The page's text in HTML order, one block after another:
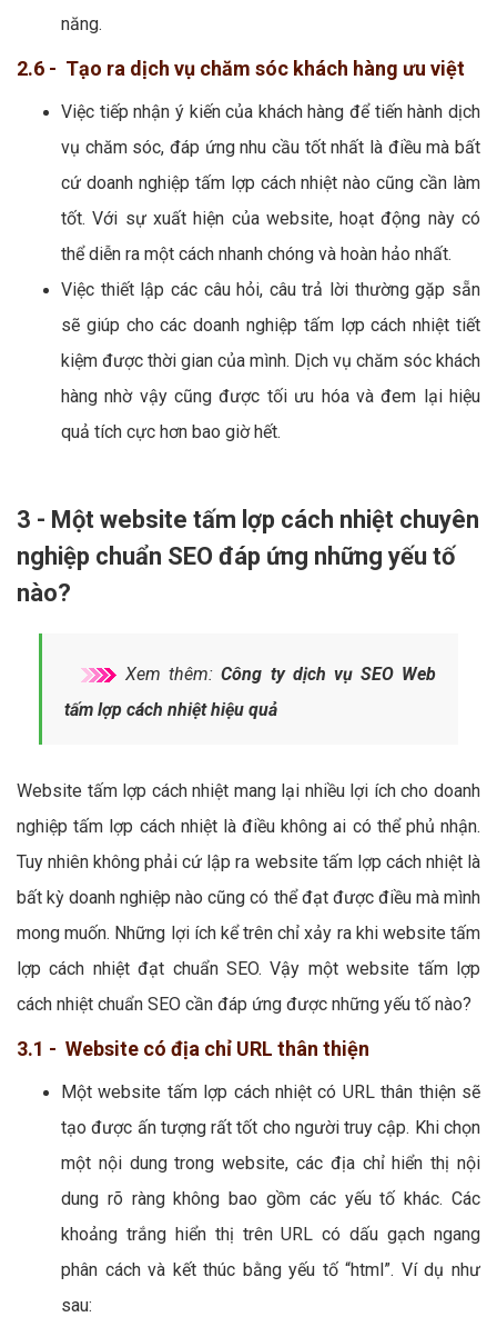
năng.
2.6 - Tạo ra dịch vụ chăm sóc khách hàng ưu việt
Việc tiếp nhận ý kiến của khách hàng để tiến hành dịch
vụ chăm sóc, đáp ứng nhu cầu tốt nhất là điều mà bất
cứ doanh nghiệp tấm lợp cách nhiệt nào cũng cần làm
tốt. Với sự xuất hiện của website, hoạt động này có
thể diễn ra một cách nhanh chóng và hoàn hảo nhất.
Việc thiết lập các câu hỏi, câu trả lời thường gặp sẵn
sẽ giúp cho các doanh nghiệp tấm lợp cách nhiệt tiết
kiệm được thời gian của mình. Dịch vụ chăm sóc khách
hàng nhờ vậy cũng được tối ưu hóa và đem lại hiệu
quả tích cực hơn bao giờ hết.
3 - Một website tấm lợp cách nhiệt chuyên
nghiệp chuẩn SEO đáp ứng những yếu tố
nào?
Xem thêm:Công ty dịch vụ SEO Web
tấm lợp cách nhiệt hiệu quả
Website tấm lợp cách nhiệt mang lại nhiều lợi ích cho doanh
nghiệp tấm lợp cách nhiệt là điều không ai có thể phủ nhận.
Tuy nhiên không phải cứ lập ra website tấm lợp cách nhiệt là
bất kỳ doanh nghiệp nào cũng có thể đạt được điều mà mình
mong muốn. Những lợi ích kể trên chỉ xảy ra khi website tấm
lợp cách nhiệt đạt chuẩn SEO. Vậy một website tấm lợp
cách nhiệt chuẩn SEO cần đáp ứng được những yếu tố nào?
3.1 - Website có địa chỉ URL thân thiện
Một website tấm lợp cách nhiệt có URL thân thiện sẽ
tạo được ấn tượng rất tốt cho người truy cập. Khi chọn
một nội dung trong website, các địa chỉ hiển thị nội
dung rõ ràng không bao gồm các yếu tố khác. Các
khoảng trắng hiển thị trên URL có dấu gạch ngang
phân cách và kết thúc bằng yếu tố “html”. Ví dụ như
sau: